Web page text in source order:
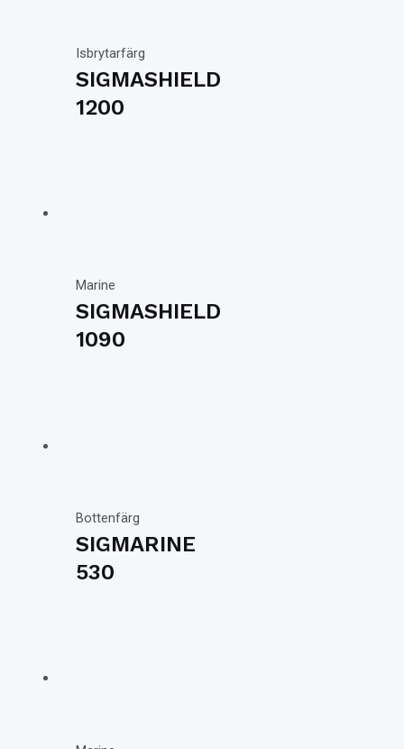
Isbrytarfärg
SIGMASHIELD
1200
Marine
SIGMASHIELD
1090
Bottenfärg
SIGMARINE
530